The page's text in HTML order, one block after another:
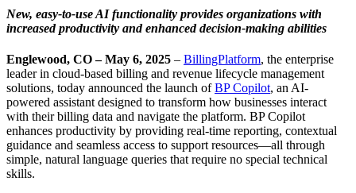
New, easy-to-use AI functionality provides organizations with
increased productivity and enhanced decision-making abilities
Englewood, CO – May 6, 2025 – BillingPlatform, the enterprise
leader in cloud-based billing and revenue lifecycle management
solutions, today announced the launch ofBP Copilot, an AI-
powered assistant designed to transform how businesses interact
with their billing data and navigate the platform. BP Copilot
enhances productivity by providing real-time reporting, contextual
guidance and seamless access to support resources—all through
simple, natural language queries that require no special technical
skills.